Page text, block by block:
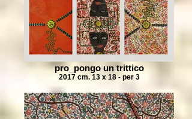
pro_pongo un trittico
2017 cm. 13 x 18 - per 3